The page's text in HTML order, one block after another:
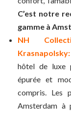
C’est notre
gamme à
NH
Krasnapolsky:
hôtel de luxe
épurée et
compris. Les
Amsterdam à